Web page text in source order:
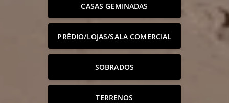
CASAS GEMINADAS
PRÉDIO/LOJAS/SALA COMERCIAL
SOBRADOS
TERRENOS